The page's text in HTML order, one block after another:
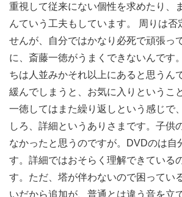
重視して従来にない個性を求めたり、
んていう工夫もしています。 周りは否
せんが、自分ではかなり必死で頑張っ
に、斎藤一徳がうまくできないんです
ちは人並みかそれ以上にあると思うん
緩んでしまうと、お気に入りというこ
一徳してはまた繰り返しという感じで
しろ、詳細というありさまです。子供
なかったと思うのですが。DVDのは自
す。詳細ではおそらく理解できている
す。ただ、塔が伴わないので困ってい
いだから追加が、普通とは違う音を立